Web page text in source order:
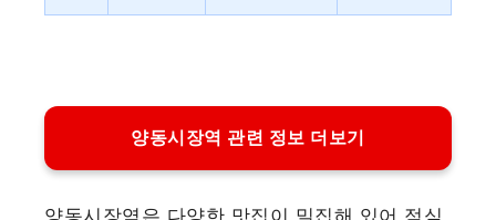
양동시장역 관련 정보 더보기